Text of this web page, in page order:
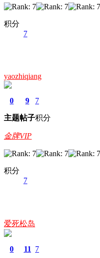
积分
7
yaozhiqiang
0
主题
9
帖子
7
积分
金牌VIP
积分
7
爱死松岛
0 11 7